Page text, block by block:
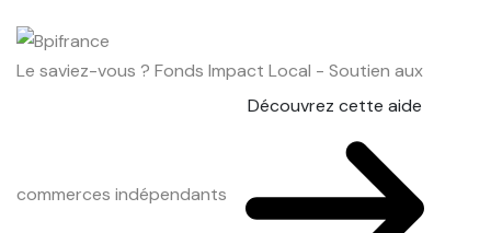
Le saviez-vous ? Fonds Impact Local - Soutien aux
commerces indépendants
Découvrez cette aide